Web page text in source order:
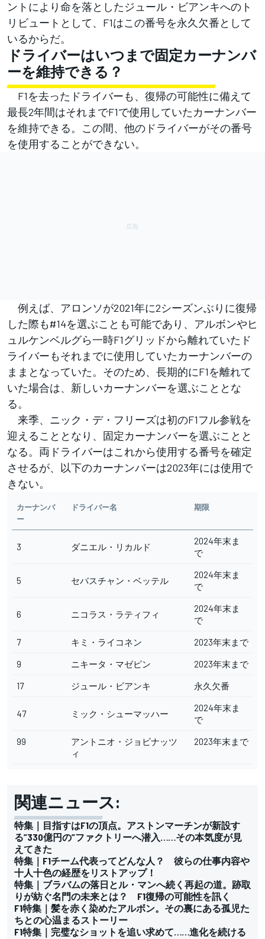
ントにより命を落としたジュール・ビアンキへのト
リビュートとして、F1はこの番号を永久欠番として
いるからだ。
ドライバーはいつまで固定カーナンバ
ーを維持できる？
F1を去ったドライバーも、復帰の可能性に備えて
最長2年間はそれまでF1で使用していたカーナンバー
を維持できる。この間、他のドライバーがその番号
を使用することができない。
例えば、アロンソが2021年に2シーズンぶりに復帰
した際も#14を選ぶことも可能であり、アルボンやヒ
ュルケンベルグら一時F1グリッドから離れていたド
ライバーもそれまでに使用していたカーナンバーの
ままとなっていた。そのため、長期的にF1を離れて
いた場合は、新しいカーナンバーを選ぶこととな
る。
来季、ニック・デ・フリーズは初のF1フル参戦を
迎えることとなり、固定カーナンバーを選ぶことと
なる。両ドライバーはこれから使用する番号を確定
させるが、以下のカーナンバーは2023年には使用で
きない。
カーナンバ
ー
ドライバー名 期限
3 ダニエル・リカルド
2024年末ま
で
5 セバスチャン・ベッテル
2024年末ま
で
6 ニコラス・ラティフィ
2024年末ま
で
7 キミ・ライコネン 2023年末まで
9 ニキータ・マゼピン 2023年末まで
17 ジュール・ビアンキ 永久欠番
47 ミック・シューマッハー
2024年末ま
で
99
アントニオ・ジョビナッツ
ィ
2023年末まで
関連ニュース:
特集｜目指すはF1の頂点。アストンマーチンが新設す
る”330億円の”ファクトリーへ潜入……その本気度が見
えてきた
特集｜F1チーム代表ってどんな人？ 彼らの仕事内容や
十人十色の経歴をリストアップ！
特集｜ブラバムの落日とル・マンへ続く再起の道。跡取
りが紡ぐ名門の未来とは？ F1復帰の可能性を訊く
F1特集｜髪を赤く染めたアルボン。その裏にある孤児た
ちとの心温まるストーリー
F1特集｜完璧なショットを追い求めて……進化を続ける